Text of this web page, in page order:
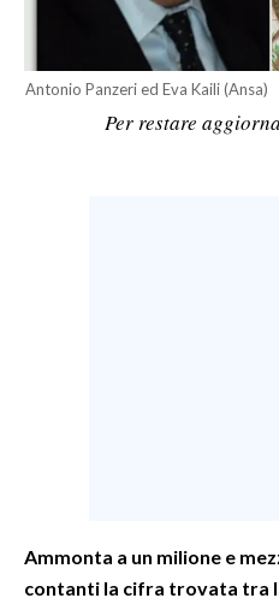
SPORT IN SARDEGNA
SPETTACOLI
Antonio Panzeri ed Eva Kaili (Ansa)
Per restare
Ammonta a un milione e
contanti la cifra trovata tra